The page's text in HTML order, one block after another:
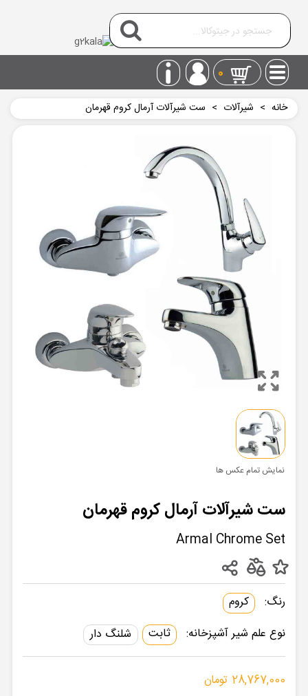
0
خانه > شیرآلات > ست شیرآلات آرمال کروم قهرمان
نمایش تمام عکس ها
ست شیرآلات آرمال کروم قهرمان
Armal Chrome Set
رنگ:
کروم
نوع علم شیر آشپزخانه:
ثابت شلنگ دار
28,767,000 تومان